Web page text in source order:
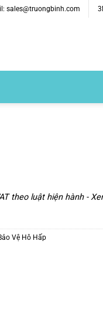
sales@truongbinh.com
theo luật hiện hành -
Vệ Hô Hấp